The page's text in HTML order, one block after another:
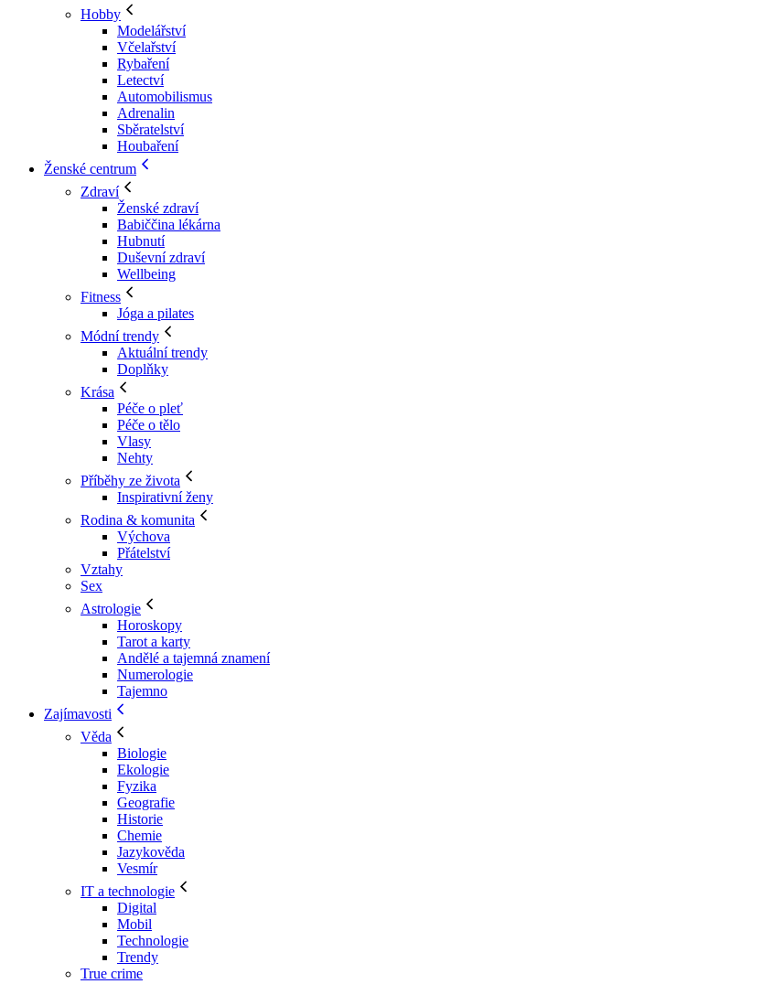
Hobby
Modelářství
Včelařství
Rybaření
Letectví
Automobilismus
Adrenalin
Sběratelství
Houbaření
Ženské centrum
Zdraví
Ženské zdraví
Babiččina lékárna
Hubnutí
Duševní zdraví
Wellbeing
Fitness
Jóga a pilates
Módní trendy
Aktuální trendy
Doplňky
Krása
Péče o pleť
Péče o tělo
Vlasy
Nehty
Příběhy ze života
Inspirativní ženy
Rodina & komunita
Výchova
Přátelství
Vztahy
Sex
Astrologie
Horoskopy
Tarot a karty
Andělé a tajemná znamení
Numerologie
Tajemno
Zajímavosti
Věda
Biologie
Ekologie
Fyzika
Geografie
Historie
Chemie
Jazykověda
Vesmír
IT a technologie
Digital
Mobil
Technologie
Trendy
True crime